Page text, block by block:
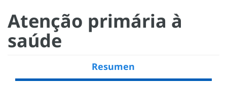
Atenção primária à
saúde
Resumen